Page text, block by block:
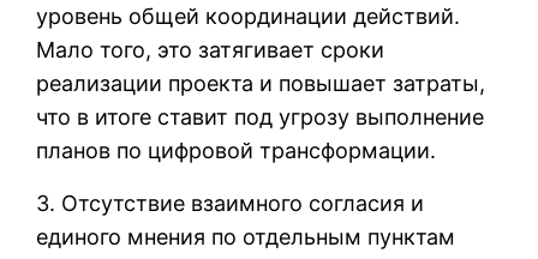
уровень общей координации действий.
Мало того, это затягивает сроки
реализации проекта и повышает затраты,
что в итоге ставит под угрозу выполнение
планов по цифровой трансформации.
3. Отсутствие взаимного согласия и
единого мнения по отдельным пунктам